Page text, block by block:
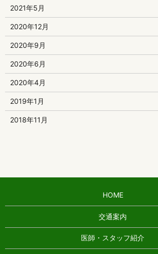
2021年5月
2020年12月
2020年9月
2020年6月
2020年4月
2019年1月
2018年11月
HOME
交通案内
医師・スタッフ紹介